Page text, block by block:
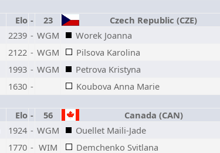
Elo - 23 Czech Republic (CZE)
2239 - WGM Worek Joanna
2122 - WGM Pilsova Karolina
1993 - WGM Petrova Kristyna
1630 - Koubova Anna Marie
Elo - 56 Canada (CAN)
1924 - WGM Ouellet Maili-Jade
1770 - WIM Demchenko Svitlana